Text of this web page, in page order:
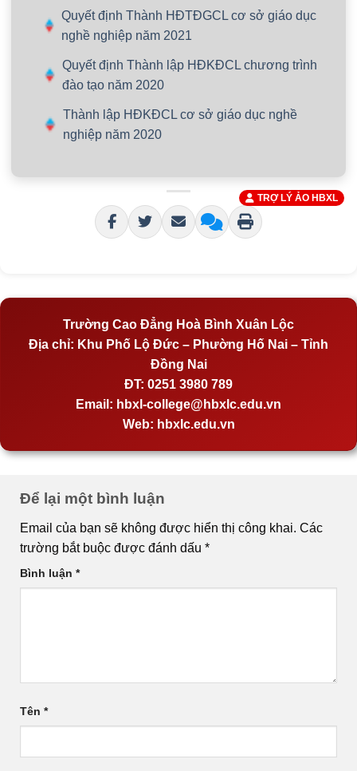
Quyết định Thành HĐTĐGCL cơ sở giáo dục
nghề nghiệp năm 2021
Quyết định Thành lập HĐKĐCL chương trình
đào tạo năm 2020
Thành lập HĐKĐCL cơ sở giáo dục nghề
nghiệp năm 2020
Trường Cao Đẳng Hoà Bình Xuân Lộc
Địa chỉ: Khu Phố Lộ Đức – Phường Hố Nai – Tỉnh
Đồng Nai
ĐT: 0251 3980 789
Email: hbxl-college@hbxlc.edu.vn
Web: hbxlc.edu.vn
Để lại một bình luận
Email của bạn sẽ không được hiển thị công khai. Các
trường bắt buộc được đánh dấu *
Bình luận *
Tên *
TRỢ LÝ ẢO HBXL